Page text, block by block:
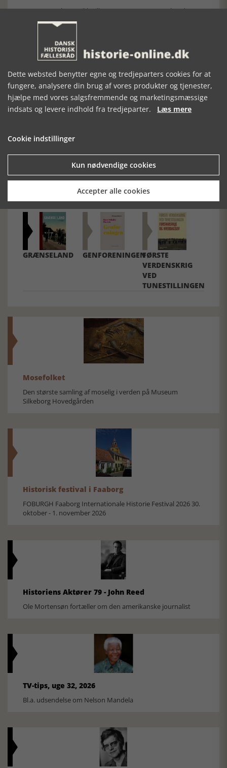
Desværre er bogen ikke illustreret ret meget. Det havde
været en stor hjælp i den sidste del. Og så har forfatteren
den dårlige ide, at bringe citaterne uden ophavsmand. Her
Henrik Jensens bog er en meget anderledes fortælling om
den måske uundgåelige krig. Dens force ligger i, at læseren
efterlades med undren over det, der skete under og efter
krigen. Det er faktisk slet ikke så dårligt.
Forrige artikel
SE RELATEREDE ARTIKLER
GRÆNSELAND GENFORENINGENFØRSTE
VERDENSKRIG
VED
TUNESTILLINGEN
Mosefolket
Den største samling af moselig i verden på Museum
Silkeborg Hovedgården
Historisk festival i Faaborg
FOBURGH Faaborg Internationale Historie Festival 2026 30.
oktober - 1. november 2026
Historiens Aktører 79 - John Reed
Ole Mortensøn fortæller om den amerikanske journalist
TV-tips, uge 32, 2026
Bl.a. udsendelse om Nelson Mandela
Dette websted benytter egne og tredjeparters cookies for at
fungere, analysere din brug af vores produkter og tjenester,
hjælpe med vores salgsfremmende og marketingsmæssige
indsats og levere indhold fra tredjeparter. Læs mere
Cookie indstillinger
Kun nødvendige cookies
Accepter alle cookies